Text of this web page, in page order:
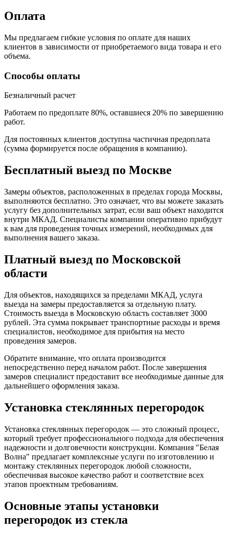
Оплата
Мы предлагаем гибкие условия по оплате для наших
клиентов в зависимости от приобретаемого вида товара и его
объема.
Способы оплаты
Безналичный расчет
Работаем по предоплате 80%, оставшиеся 20% по завершению
работ.
Для постоянных клиентов доступна частичная предоплата
(сумма формируется после обращения в компанию).
Бесплатный выезд по Москве
Замеры объектов, расположенных в пределах города Москвы,
выполняются бесплатно. Это означает, что вы можете заказать
услугу без дополнительных затрат, если ваш объект находится
внутри МКАД. Специалисты компании оперативно прибудут
к вам для проведения точных измерений, необходимых для
выполнения вашего заказа.
Платный выезд по Московской
области
Для объектов, находящихся за пределами МКАД, услуга
выезда на замеры предоставляется за отдельную плату.
Стоимость выезда в Московскую область составляет 3000
рублей. Эта сумма покрывает транспортные расходы и время
специалистов, необходимое для прибытия на место
проведения замеров.
Обратите внимание, что оплата производится
непосредственно перед началом работ. После завершения
замеров специалист предоставит все необходимые данные для
дальнейшего оформления заказа.
Установка стеклянных перегородок
Установка стеклянных перегородок — это сложный процесс,
который требует профессионального подхода для обеспечения
надежности и долговечности конструкции. Компания "Белая
Волна" предлагает комплексные услуги по изготовлению и
монтажу стеклянных перегородок любой сложности,
обеспечивая высокое качество работ и соответствие всех
этапов проектным требованиям.
Основные этапы установки
перегородок из стекла